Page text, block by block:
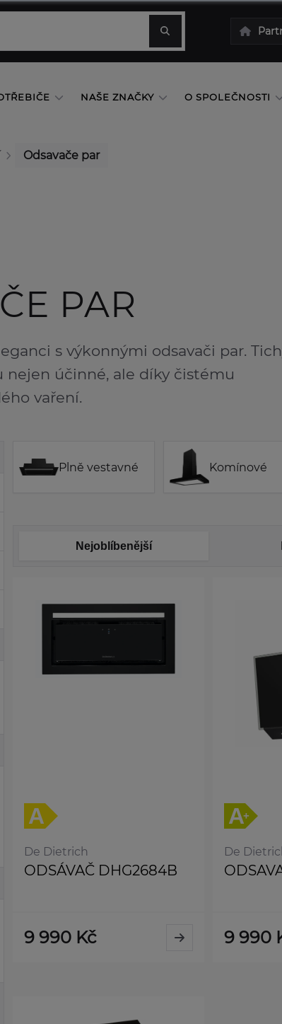
NAŠE ZNAČKY O SPOLEČNOSTI
Odsavače par
PAR
s výkonnými odsavači par.
účinné, ale díky čistému
vaření.
Plně vestavné Komínové
Nejoblíbenější
De Dietrich
ODSÁVAČ DHG2684B
9 990 Kč
De
9 990